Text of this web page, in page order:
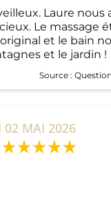
Laure nous
Le massage
et le bain
et le jardin !
Source :
02 MAI 2026